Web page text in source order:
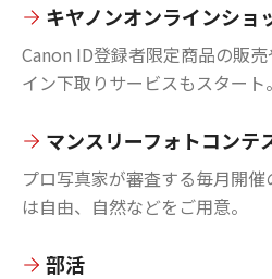
キヤノンオンラインショ
Canon ID登録者限定商品の販
イン下取りサービスもスタート。
マンスリーフォトコンテ
プロ写真家が審査する毎月開
は自由、自然などをご用意。
部活